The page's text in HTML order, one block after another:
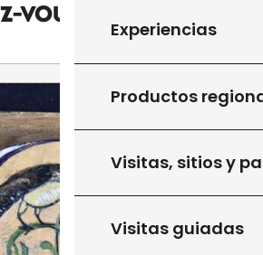
Experiencias
Productos
Visitas, sitios y
Visitas guiadas
Vous d'Aymare